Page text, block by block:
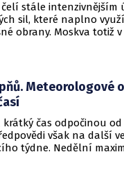
stále intenzivnějším
sil, které naplno
obrany. Moskva totiž
jen pramalou šanci se
Meteorologové
krátký čas odpočinou
však na další
týdne. Nedělní